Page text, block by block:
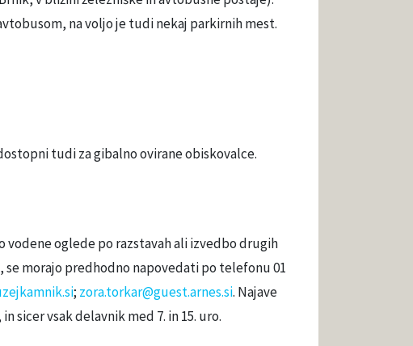
na voljo je tudi nekaj parkirnih mest.
tudi za gibalno ovirane obiskovalce.
vodene oglede po razstavah ali izvedbo drugih
morajo predhodno napovedati po telefonu 01
; zora.torkar@guest.arnes.si. Najave
sicer vsak delavnik med 7. in 15. uro.